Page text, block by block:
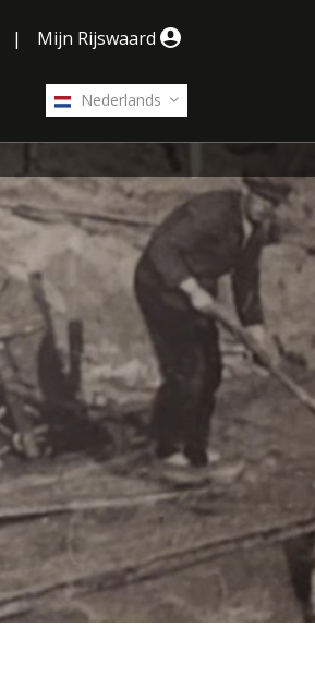
| Mijn Rijswaard
Nederlands